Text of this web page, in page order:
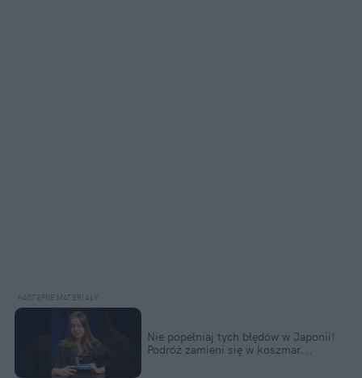
Nie popełniaj tych błędów w Japonii!
Podróż zamieni się w koszmar...